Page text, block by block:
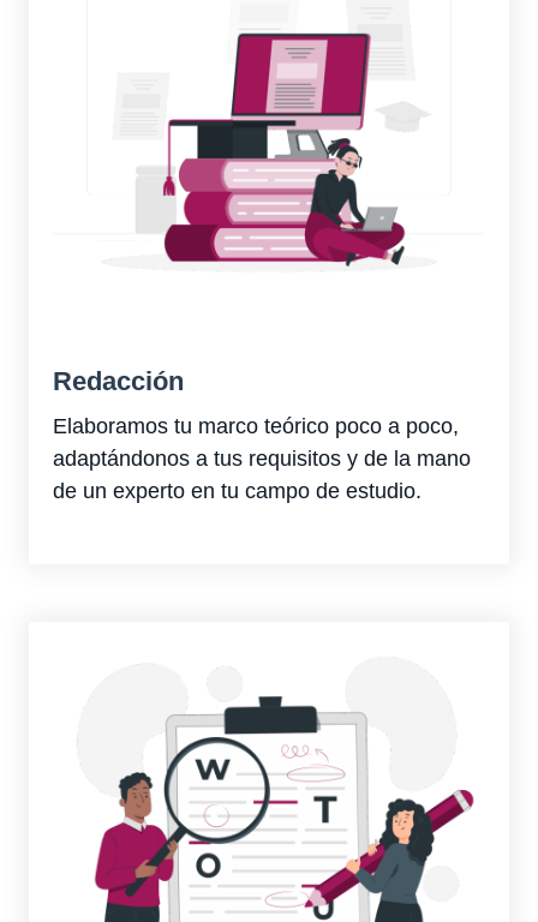
Redacción
Elaboramos tu marco teórico poco a poco,
adaptándonos a tus requisitos y de la mano
de un experto en tu campo de estudio.